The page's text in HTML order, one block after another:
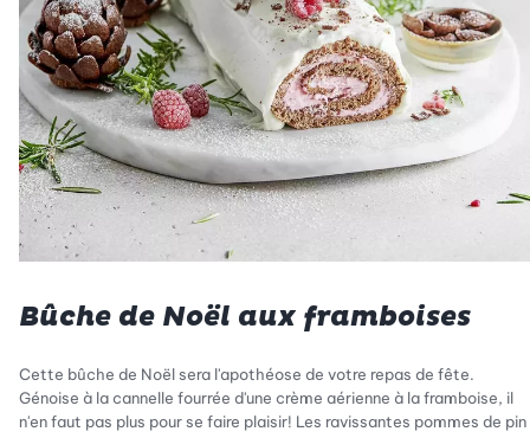
Bûche de Noël aux framboises
Cette bûche de Noël sera l'apothéose de votre repas de fête.
Génoise à la cannelle fourrée d'une crème aérienne à la framboise, il
n'en faut pas plus pour se faire plaisir! Les ravissantes pommes de pin